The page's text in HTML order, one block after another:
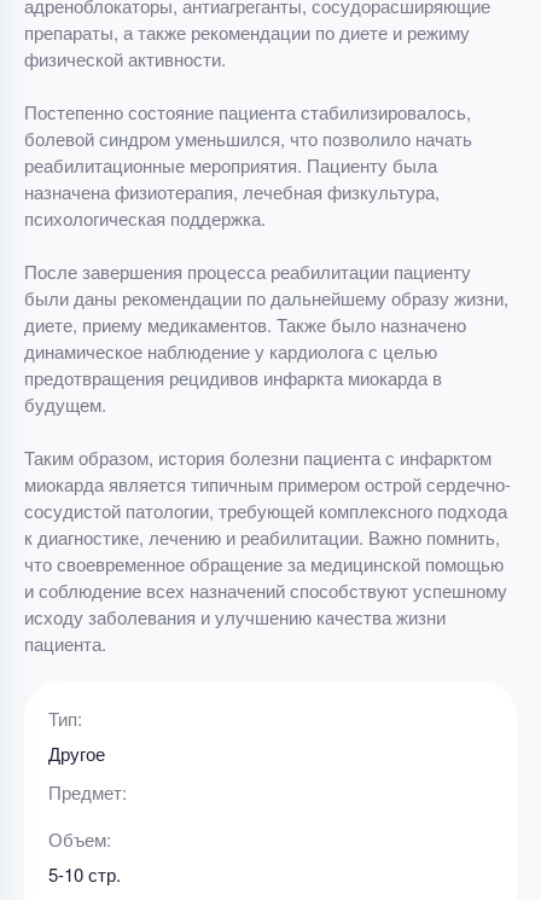
адреноблокаторы, антиагреганты, сосудорасширяющие
препараты, а также рекомендации по диете и режиму
физической активности.
Постепенно состояние пациента стабилизировалось,
болевой синдром уменьшился, что позволило начать
реабилитационные мероприятия. Пациенту была
назначена физиотерапия, лечебная физкультура,
психологическая поддержка.
После завершения процесса реабилитации пациенту
были даны рекомендации по дальнейшему образу жизни,
диете, приему медикаментов. Также было назначено
динамическое наблюдение у кардиолога с целью
предотвращения рецидивов инфаркта миокарда в
будущем.
Таким образом, история болезни пациента с инфарктом
миокарда является типичным примером острой сердечно-
сосудистой патологии, требующей комплексного подхода
к диагностике, лечению и реабилитации. Важно помнить,
что своевременное обращение за медицинской помощью
и соблюдение всех назначений способствуют успешному
исходу заболевания и улучшению качества жизни
пациента.
Тип:
Другое
Предмет:
Объем:
5-10 стр.